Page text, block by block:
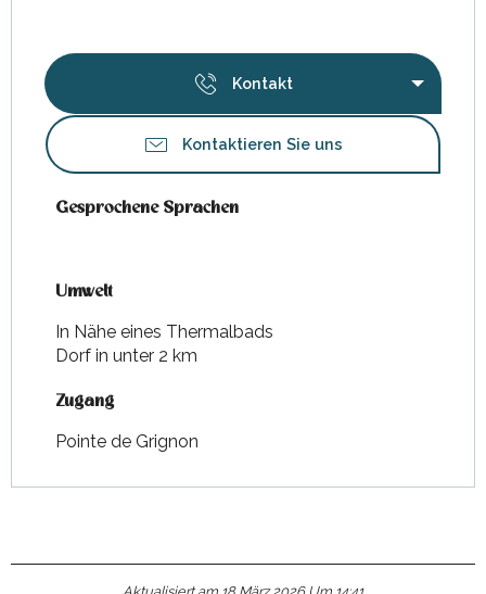
Kontakt
Kontaktieren Sie uns
Gesprochene Sprachen
Gesprochene Sprachen
Umwelt
Umwelt
In Nähe eines Thermalbads
Dorf in unter 2 km
Zugang
Zugang
Pointe de Grignon